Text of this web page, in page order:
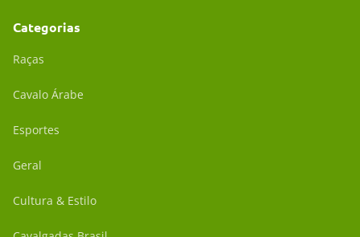
Categorias
Raças
Cavalo Árabe
Esportes
Geral
Cultura & Estilo